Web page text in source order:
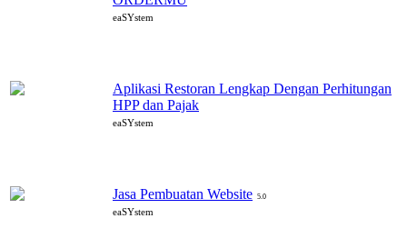
eaSYstem
Aplikasi Restoran Lengkap Dengan Perhitungan
HPP dan Pajak
eaSYstem
Jasa Pembuatan Website 5.0
eaSYstem